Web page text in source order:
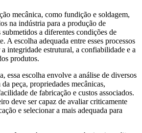
mecânica, como fundição e soldagem,
na indústria para a produção de
a diferentes condições de
A escolha adequada entre esses processos
integridade estrutural, a confiabilidade e a
produtos.
essa escolha envolve a análise de diversos
peça, propriedades mecânicas,
de fabricação e custos associados.
deve ser capaz de avaliar criticamente
e selecionar a mais adequada para